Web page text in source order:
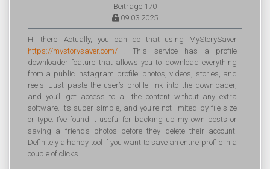
Beiträge 170
09.03.2025
Hi there! Actually, you can do that using MyStorySaver
https://mystorysaver.com/ . This service has a profile
downloader feature that allows you to download everything
from a public Instagram profile: photos, videos, stories, and
reels. Just paste the user’s profile link into the downloader,
and you’ll get access to all the content without any extra
software. It’s super simple, and you’re not limited by file size
or type. I’ve found it useful for backing up my own posts or
saving a friend’s photos before they delete their account.
Definitely a handy tool if you want to save an entire profile in a
couple of clicks.